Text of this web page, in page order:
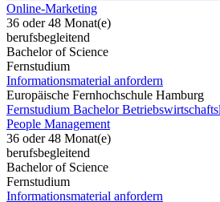
Online-Marketing
36 oder 48 Monat(e)
berufsbegleitend
Bachelor of Science
Fernstudium
Informationsmaterial anfordern
Europäische Fernhochschule Hamburg
Fernstudium Bachelor
People Management
36 oder 48 Monat(e)
berufsbegleitend
Bachelor of Science
Fernstudium
Informationsmaterial anfordern